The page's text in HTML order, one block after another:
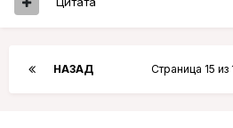
НАЗАД Страница 15 из